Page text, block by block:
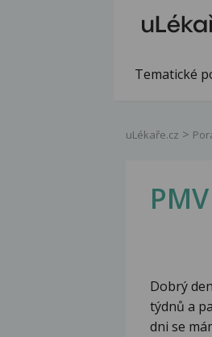
Tematické
uLékaře.cz
Dobrý
týdnů a
dni se